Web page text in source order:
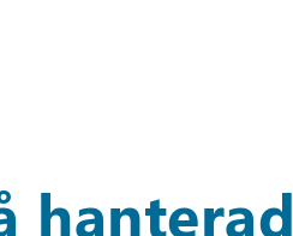
hanterad